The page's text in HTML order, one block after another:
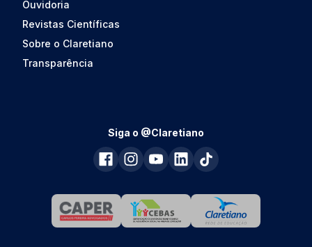
Ouvidoria
Revistas Científicas
Sobre o Claretiano
Transparência
Siga o @Claretiano